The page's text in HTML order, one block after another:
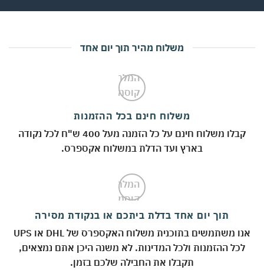
משלוח מהיר תוך יום אחד
משלוח חינם בכל ההזמנות
קבלו משלוח חינם על כל הזמנה מעל 400 ש"ח לכל נקודה
בארץ ועד הדלת במשלוח אקספרס.
תוך יום אחד בדלת ביתכם או בנקודת מסירה
אנו משתמשים בתוכנית משלוח האקספרס של DHL או UPS
לכל ההזמנות ולכל המדינות. לא משנה היכן אתם נמצאים,
תקבלו את החבילה שלכם בזמן.